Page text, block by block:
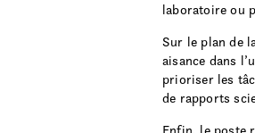
laboratoire ou
Sur le plan de
aisance dans
prioriser les
de rapports